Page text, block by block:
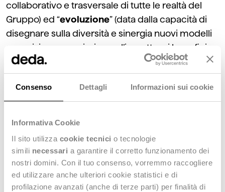
Consenso Dettagli Informazioni sui cookie
Informativa Cookie
Il sito utilizza cookie tecnici o tecnologie
simili necessari a garantire il corretto funzionamento dei
nostri domini. Con il tuo consenso, vorremmo raccogliere
ed utilizzare anche ulteriori cookie statistici e di
profilazione avanzati (anche di terze parti) per finalità di
collaborativo e trasversale di tutte le realtà del
Gruppo) ed “evoluzione” (data dalla capacità di
disegnare sulla diversità e sinergia nuovi modelli
e servizi per massimizzare l’impatto e i benefici
della tecnologia e del digitale).
Lorena Zivelonghi, Corporate Marketing &
Communications Director di Dedagroup,
commenta
: “
La crescita di Deda deve essere
innovativo. Il rebranding si pone proprio questo
obiettivo. Vogliamo essere identificati come un
gruppo che guarda alla forza della dedizione,
unita al potere della tecnologia, come ai fattori